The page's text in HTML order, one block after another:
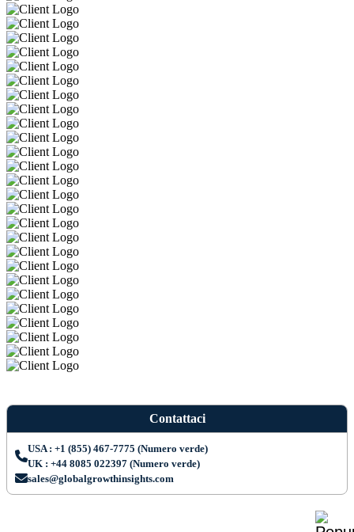
Contattaci
USA : +1 (855) 467-7775 (Numero verde)
UK : +44 8085 022397 (Numero verde)
sales@globalgrowthinsights.com